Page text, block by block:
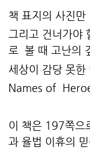
책 표지의 사진
그리고 건너가야
로 볼 때 고난의
세상이 감당 못한
Names of
이 책은 197쪽으
과 율법 이휴의